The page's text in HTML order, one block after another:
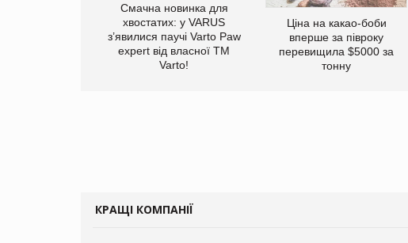
Смачна новинка для
хвостатих: у VARUS
з’явилися паучі Varto Paw
expert від власної ТМ
Varto!
Ціна на какао-боби
вперше за півроку
перевищила $5000 за
тонну
КРАЩІ КОМПАНІЇ